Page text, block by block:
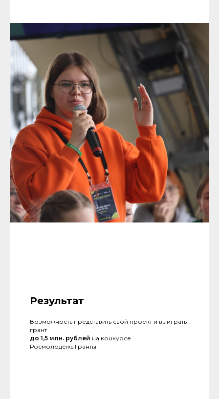
Результат
Возможность представить свой проект и выиграть
грант
до 1,5 млн. рублей на конкурсе
Росмолодёжь.Гранты